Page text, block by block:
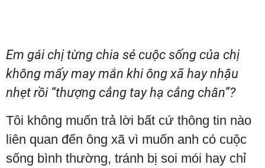
Em gái chị từng chia sẻ cuộc sống của chị
không mấy may mắn khi ông xã hay nhậu
nhẹt rồi “thượng cẳng tay hạ cẳng chân”?
Tôi không muốn trả lời bất cứ thông tin nào
liên quan đến ông xã vì muốn anh có cuộc
sống bình thường, tránh bị soi mói hay chỉ